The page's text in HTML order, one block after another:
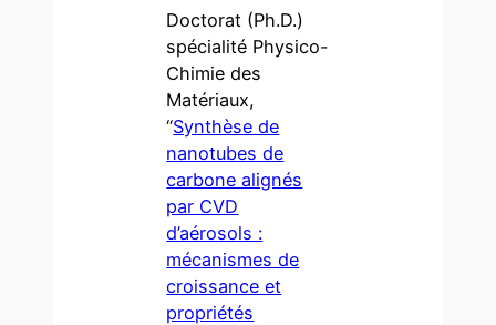
Doctorat (Ph.D.)
spécialité Physico-
Chimie des
Matériaux,
“Synthèse de
nanotubes de
carbone alignés
par CVD
d’aérosols :
mécanismes de
croissance et
propriétés